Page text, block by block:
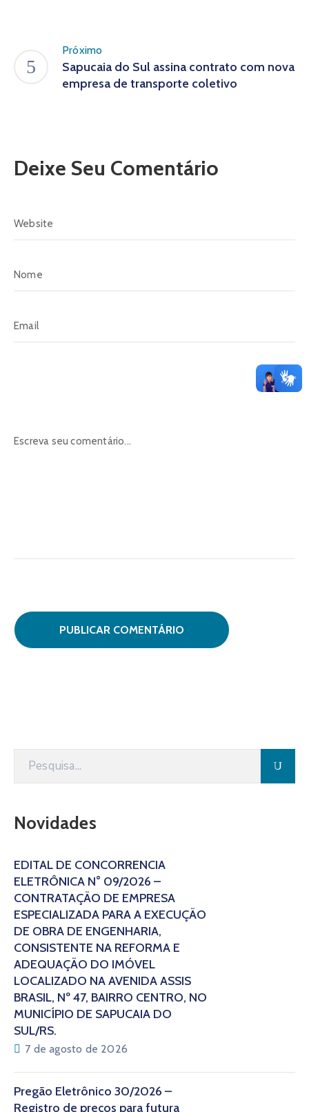
Próximo
Sapucaia do Sul assina contrato com nova
empresa de transporte coletivo
Deixe Seu Comentário
Novidades
EDITAL DE CONCORRÊNCIA
ELETRÔNICA N° 09/2026 –
CONTRATAÇÃO DE EMPRESA
ESPECIALIZADA PARA A EXECUÇÃO
DE OBRA DE ENGENHARIA,
CONSISTENTE NA REFORMA E
ADEQUAÇÃO DO IMÓVEL
LOCALIZADO NA AVENIDA ASSIS
BRASIL, Nº 47, BAIRRO CENTRO, NO
MUNICÍPIO DE SAPUCAIA DO
SUL/RS.
7 de agosto de 2026
Pregão Eletrônico 30/2026 –
Registro de preços para futura